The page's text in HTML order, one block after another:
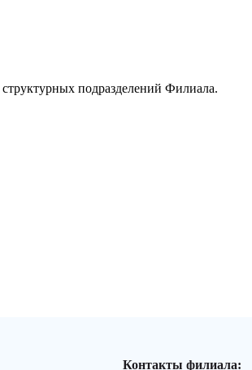
подразделений Филиала.
Контакты филиала: